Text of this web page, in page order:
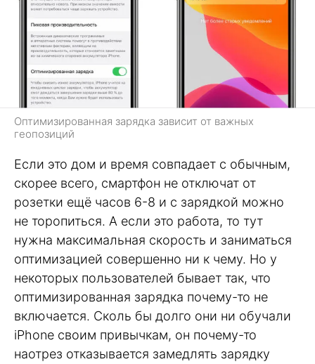
Оптимизированная зарядка зависит от важных
геопозиций
Если это дом и время совпадает с обычным,
скорее всего, смартфон не отключат от
розетки ещё часов 6-8 и с зарядкой можно
не торопиться. А если это работа, то тут
нужна максимальная скорость и заниматься
оптимизацией совершенно ни к чему. Но у
некоторых пользователей бывает так, что
оптимизированная зарядка почему-то не
включается. Сколь бы долго они ни обучали
iPhone своим привычкам, он почему-то
наотрез отказывается замедлять зарядку